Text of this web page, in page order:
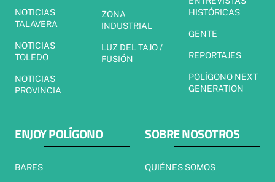
NOTICIAS
TALAVERA
NOTICIAS
TOLEDO
NOTICIAS
PROVINCIA
ZONA
INDUSTRIAL
LUZ DEL TAJO /
FUSIÓN
HISTÓRICAS
GENTE
REPORTAJES
POLÍGONO NEXT
GENERATION
ENJOY POLÍGONO
BARES
SOBRE NOSOTROS
QUIÉNES SOMOS